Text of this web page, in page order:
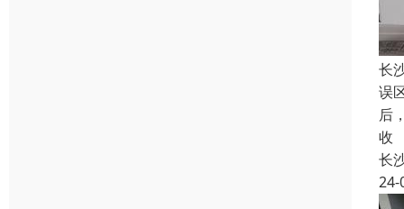
长
误
后
收
长
24-